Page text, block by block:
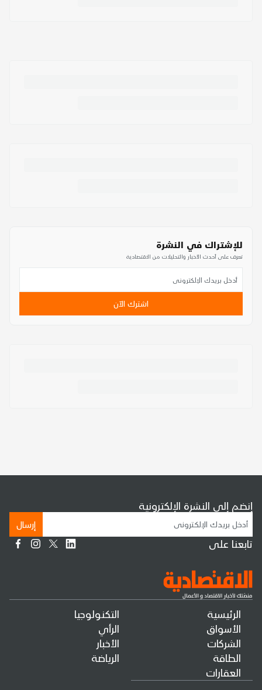
للإشتراك في النشرة
تعرف على أحدث الأخبار والتحليلات من الاقتصادية
اشترك الآن
الرئيسية
الأسواق
الشركات
الطاقة
العقارات
التكنولوجيا
الرأي
الأخبار
الرياضة
إنضم إلى النشرة الإلكترونية
إرسال
تابعنا على